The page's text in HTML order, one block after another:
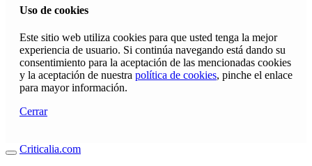
Uso de cookies
Este sitio web utiliza cookies para que usted tenga la mejor
experiencia de usuario. Si continúa navegando está dando su
consentimiento para la aceptación de las mencionadas cookies
y la aceptación de nuestra política de cookies, pinche el enlace
para mayor información.
Cerrar
Criticalia.com